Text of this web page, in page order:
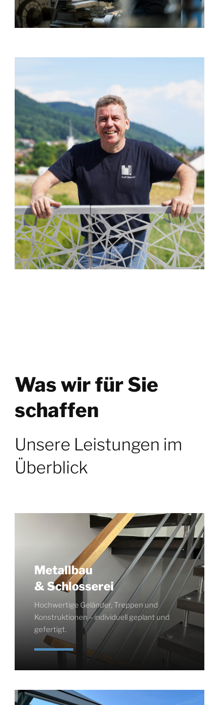
Was wir für Sie
schaffen
Unsere Leistungen im
Überblick
Metallbau
& Schlosserei
Hochwertige Geländer, Treppen und
Konstruktionen – individuell geplant und
gefertigt.